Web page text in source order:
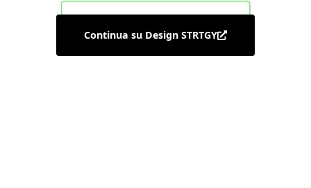
Continua su Design STRTGY